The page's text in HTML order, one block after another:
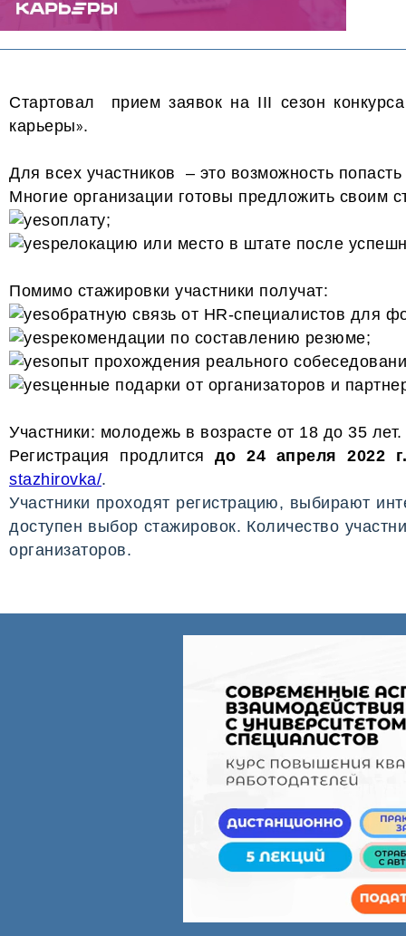
Стартовал прием заявок на III сезон
карьеры».
Для всех участников – это возможность
Многие организации готовы предложить своим
оплату;
релокацию или место в штате после
Помимо стажировки участники получат:
обратную связь от HR-специалистов для
рекомендации по составлению резюме;
опыт прохождения реального
ценные подарки от организаторов и
Участники: молодежь в возрасте от 18 до 35 лет.
Регистрация продлитсядо 24 апреля
2022
stazhirovka/.
Участники проходят регистрацию, выбирают
доступен выбор стажировок. Количество
организаторов.